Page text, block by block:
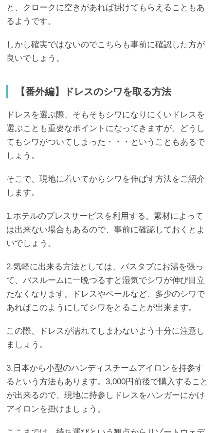
と、クロークに空きがあれば掛けてもらえることもあ
るようです。
しかし確実ではないのでこちらも事前に確認した方が
良いでしょう。
【番外編】ドレスのシワを取る方法
ドレスを選ぶ際、そもそもシワになりにくいドレスを
選ぶことも重要なポイントになってきますが、どうし
てもシワがついてしまった・・・ということもあるで
しょう。
そこで、現地に着いてからシワを伸ばす方法をご紹介
します。
1.ホテルのプレスサービスを利用する。素材によって
は出来ない場合もあるので、事前に確認しておくとよ
いでしょう。
2.気軽に出来る方法としては、バスタブにお湯を張っ
て、バスルームに一晩つるすと湿気でシワが伸び目立
たなくなります。ドレスやベールなど、多少のシワで
あればこのようにしてシワをとることが出来ます。
この際、ドレスが濡れてしまわないよう十分に注意し
ましょう。
3.日本から小型のハンディスチームアイロンを持参す
るという方法もあります。3,000円前後で購入すること
が出来るので、現地に持参しドレスをハンガーにかけ
アイロンを掛けましょう。